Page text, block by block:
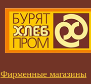
Фирменные магазины